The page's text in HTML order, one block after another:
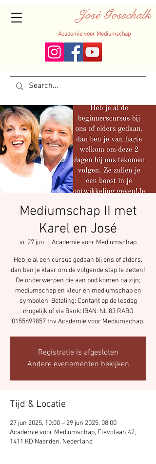
José Gosschalk
Academie voor Mediumschap
Mediumschap II met
Karel en José
vr 27 jun Academie voor Mediumschap
Heb je al een cursus gedaan bij ons of elders,
dan ben je klaar om de volgende stap te zetten!
De onderwerpen die aan bod komen oa zijn;
mediumschap en kleur en mediumschap en
symbolen. Betaling: Contant op de lesdag
mogelijk of via Bank: IBAN: NL 83 RABO
0155699857 tnv Academie voor Mediumschap.
Registratie is afgesloten
Andere evenementen bekijken
Tijd & Locatie
27 jun 2025, 10:00 – 29 jun 2025, 08:00
Academie voor Mediumschap, Flevolaan 42,
1411 KD Naarden, Nederland